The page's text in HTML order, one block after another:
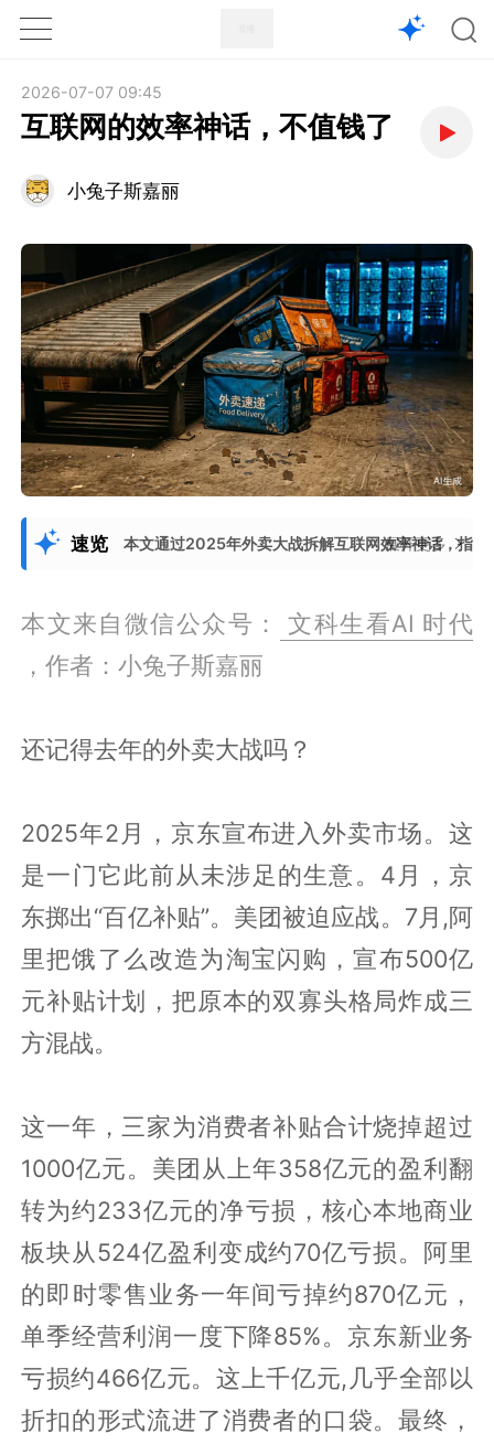
1X
2026-07-07 09:45
互联网的效率神话，不值钱了
小兔子斯嘉丽
速览 本文通过2025年外卖大战拆解互联网效率神话，指
展开更多
本文来自微信公众号：
文科生看AI 时代
，作者：小兔子斯嘉丽
还记得去年的外卖大战吗？
2025年2月，京东宣布进入外卖市场。这
是一门它此前从未涉足的生意。4月，京
东掷出“百亿补贴”。美团被迫应战。7月,阿
里把饿了么改造为淘宝闪购，宣布500亿
元补贴计划，把原本的双寡头格局炸成三
方混战。
这一年，三家为消费者补贴合计烧掉超过
1000亿元。美团从上年358亿元的盈利翻
转为约233亿元的净亏损，核心本地商业
板块从524亿盈利变成约70亿亏损。阿里
的即时零售业务一年间亏掉约870亿元，
单季经营利润一度下降85%。京东新业务
亏损约466亿元。这上千亿元,几乎全部以
折扣的形式流进了消费者的口袋。最终，